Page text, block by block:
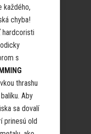
každého,
chyba!
hardcoristi
s
thrashu
Aby
sa dovalí
prinesú old